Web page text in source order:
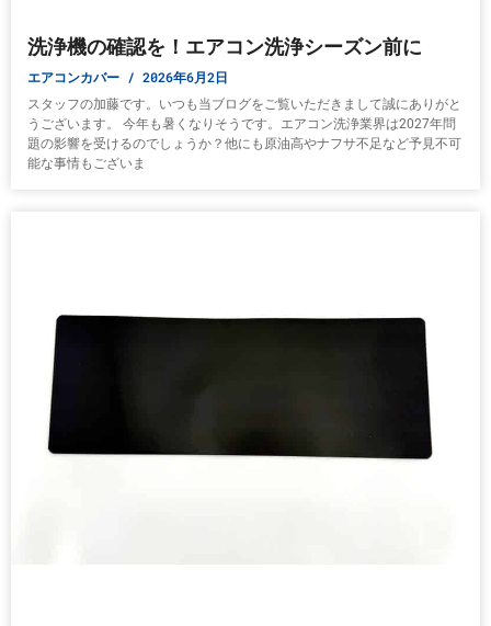
洗浄機の確認を！エアコン洗浄シーズン前に
エアコンカバー 2026年6月2日
スタッフの加藤です。いつも当ブログをご覧いただきまして誠にありがと
うございます。 今年も暑くなりそうです。エアコン洗浄業界は2027年問
題の影響を受けるのでしょうか？他にも原油高やナフサ不足など予見不可
能な事情もございま